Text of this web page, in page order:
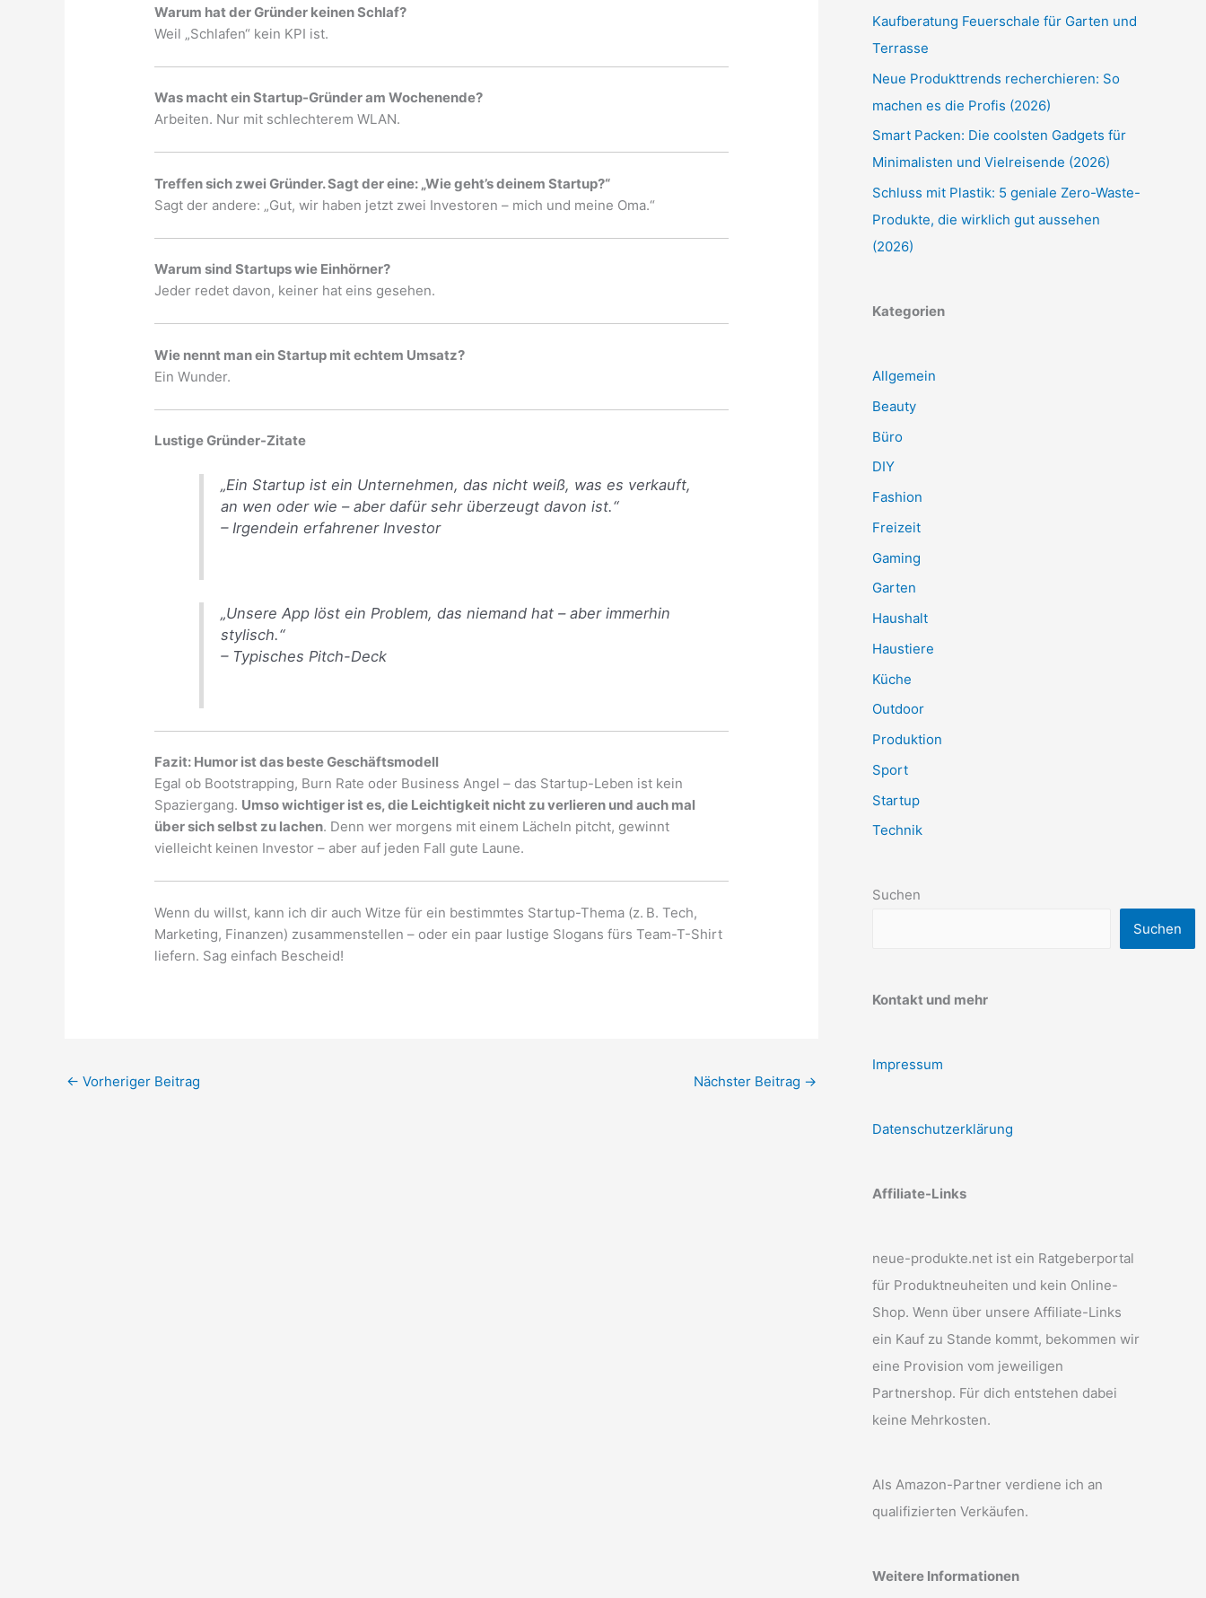
Warum hat der Gründer keinen Schlaf?
Weil „Schlafen“ kein KPI ist.
Was macht ein Startup-Gründer am Wochenende?
Arbeiten. Nur mit schlechterem WLAN.
Treffen sich zwei Gründer. Sagt der eine: „Wie geht’s deinem Startup?“
Sagt der andere: „Gut, wir haben jetzt zwei Investoren – mich und meine Oma.“
Warum sind Startups wie Einhörner?
Jeder redet davon, keiner hat eins gesehen.
Wie nennt man ein Startup mit echtem Umsatz?
Ein Wunder.
Lustige Gründer-Zitate
„Ein Startup ist ein Unternehmen, das nicht weiß, was es verkauft,
an wen oder wie – aber dafür sehr überzeugt davon ist.“
– Irgendein erfahrener Investor
„Unsere App löst ein Problem, das niemand hat – aber immerhin
stylisch.“
– Typisches Pitch-Deck
Fazit: Humor ist das beste Geschäftsmodell
Egal ob Bootstrapping, Burn Rate oder Business Angel – das Startup-Leben ist kein
Spaziergang. Umso wichtiger ist es, die Leichtigkeit nicht zu verlieren und auch mal
über sich selbst zu lachen. Denn wer morgens mit einem Lächeln pitcht, gewinnt
vielleicht keinen Investor – aber auf jeden Fall gute Laune.
Wenn du willst, kann ich dir auch Witze für ein bestimmtes Startup-Thema (z. B. Tech,
Marketing, Finanzen) zusammenstellen – oder ein paar lustige Slogans fürs Team-T-Shirt
liefern. Sag einfach Bescheid!
← Vorheriger Beitrag Nächster Beitrag →
Kaufberatung Feuerschale für Garten und
Terrasse
Neue Produkttrends recherchieren: So
machen es die Profis (2026)
Smart Packen: Die coolsten Gadgets für
Minimalisten und Vielreisende (2026)
Schluss mit Plastik: 5 geniale Zero-Waste-
Produkte, die wirklich gut aussehen
(2026)
Kategorien
Allgemein
Beauty
Büro
DIY
Fashion
Freizeit
Gaming
Garten
Haushalt
Haustiere
Küche
Outdoor
Produktion
Sport
Startup
Technik
Suchen
Suchen
Kontakt und mehr
Impressum
Datenschutzerklärung
Affiliate-Links
neue-produkte.net ist ein Ratgeberportal
für Produktneuheiten und kein Online-
Shop. Wenn über unsere Affiliate-Links
ein Kauf zu Stande kommt, bekommen wir
eine Provision vom jeweiligen
Partnershop. Für dich entstehen dabei
keine Mehrkosten.
Als Amazon-Partner verdiene ich an
qualifizierten Verkäufen.
Weitere Informationen